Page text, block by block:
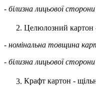
- білизна лицьової
Целюлозний картон
- номінальна товщина
- білизна лицьової
Крафт картон -